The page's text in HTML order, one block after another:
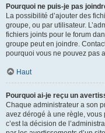
Pourquoi ne puis-je pas
La possibilité d’ajouter des
groupe, ou par utilisateur.
fichiers joints pour le forum
groupe peut en joindre.
pourquoi vous ne pouvez pas
Haut
Pourquoi ai-je reçu un
Chaque administrateur a son
avez dérogé à une règle, vous
c’est la décision de